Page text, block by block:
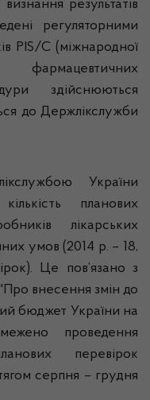
результатів
регуляторними
PIS/C (міжнародної
фармацевтичних
здійснюються
до Держлікслужби
України
планових
лікарських
умов (2014 р. – 18,
Це пов’язано з
внесення змін до
бюджет України на
проведення
перевірок
серпня – грудня